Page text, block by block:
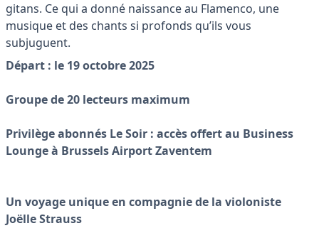
gitans. Ce qui a donné naissance au Flamenco, une
musique et des chants si profonds qu’ils vous
subjuguent.
Départ : le 19 octobre 2025
Groupe de 20 lecteurs maximum
Privilège abonnés Le Soir : accès offert au Business
Lounge à Brussels Airport Zaventem
Un voyage unique en compagnie de la violoniste
Joëlle Strauss